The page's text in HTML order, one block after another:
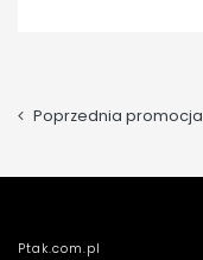
Poprzednia promocja
Ptak.com.pl